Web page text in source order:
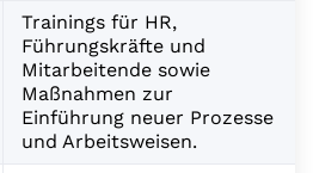
Trainings für HR,
Führungskräfte und
Mitarbeitende sowie
Maßnahmen zur
Einführung neuer Prozesse
und Arbeitsweisen.